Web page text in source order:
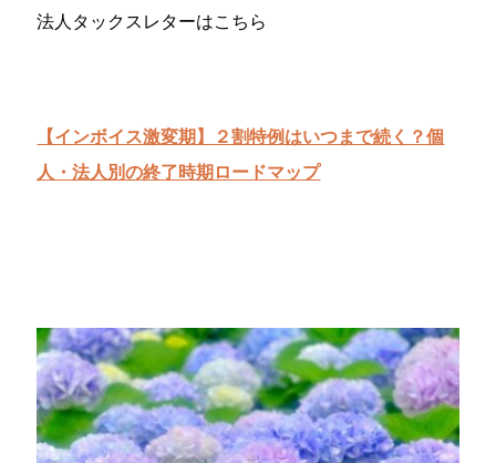
法人タックスレターはこちら
【インボイス激変期】２割特例はいつまで続く？個
人・法人別の終了時期ロードマップ